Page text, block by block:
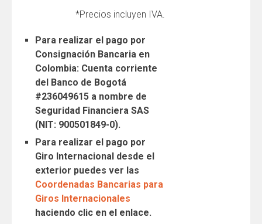
*Precios incluyen IVA.
Para realizar el pago por
Consignación Bancaria en
Colombia: Cuenta corriente
del Banco de Bogotá
#236049615 a nombre de
Seguridad Financiera SAS
(NIT: 900501849-0).
Para realizar el pago por
Giro Internacional desde el
exterior puedes ver las
Coordenadas Bancarias para
Giros Internacionales
haciendo clic en el enlace.